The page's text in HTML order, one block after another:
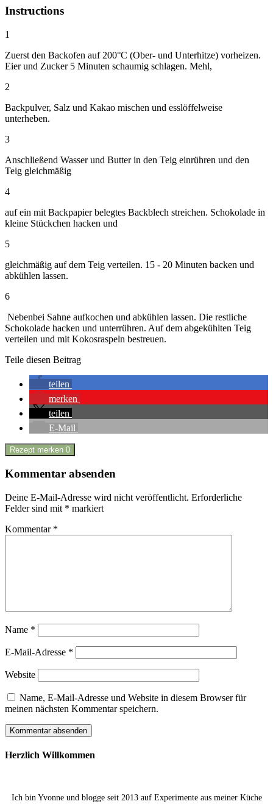
Instructions
1
Zuerst den Backofen auf 200°C (Ober- und Unterhitze) vorheizen.
Eier und Zucker 5 Minuten schaumig schlagen. Mehl,
2
Backpulver, Salz und Kakao mischen und esslöffelweise
unterheben.
3
Anschließend Wasser und Butter in den Teig einrühren und den
Teig gleichmäßig
4
auf ein mit Backpapier belegtes Backblech streichen. Schokolade in
kleine Stückchen hacken und
5
gleichmäßig auf dem Teig verteilen. 15 - 20 Minuten backen und
abkühlen lassen.
6
Nebenbei Sahne aufkochen und abkühlen lassen. Die restliche
Schokolade hacken und unterrühren. Auf dem abgekühlten Teig
verteilen und mit Kokosraspeln bestreuen.
Teile diesen Beitrag
teilen
merken
teilen
E-Mail
Rezept merken 0
Kommentar absenden
Deine E-Mail-Adresse wird nicht veröffentlicht. Erforderliche
Felder sind mit * markiert
Kommentar *
Name *
E-Mail-Adresse *
Website
Name, E-Mail-Adresse und Website in diesem Browser für
meinen nächsten Kommentar speichern.
Herzlich Willkommen
Ich bin Yvonne und blogge seit 2013 auf Experimente aus meiner Küche